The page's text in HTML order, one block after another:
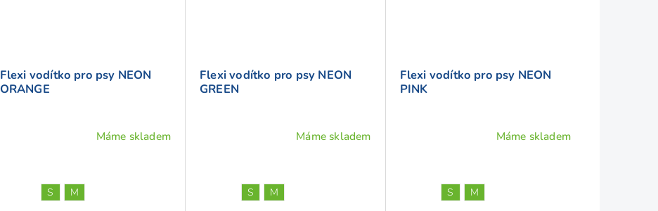
Flexi vodítko pro psy NEON
ORANGE
Máme skladem
S M
Flexi vodítko pro psy NEON
GREEN
Máme skladem
S M
Flexi vodítko pro psy NEON
PINK
Máme skladem
S M